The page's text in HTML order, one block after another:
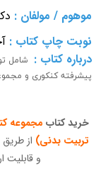
موهوم / مولفان :
نوبت چاپ کتاب :
درباره کتاب : شامل
پیشرفته کنکوری و
خرید کتاب مجموعه
تربیت بدنی) از طریق
و قابلیت